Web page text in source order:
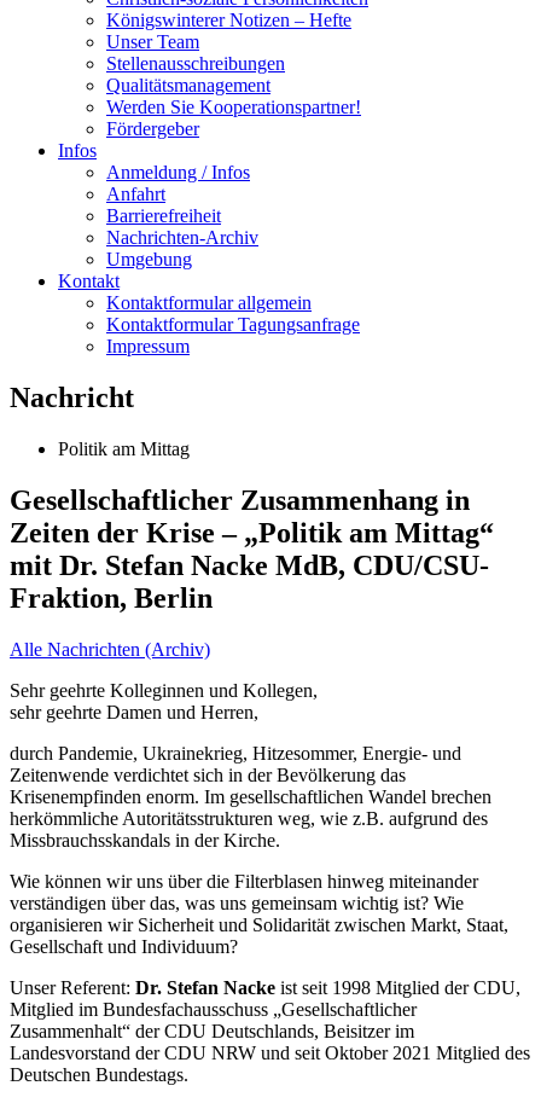
Königswinterer Notizen – Hefte
Unser Team
Stellenausschreibungen
Qualitätsmanagement
Werden Sie Kooperationspartner!
Fördergeber
Infos
Anmeldung / Infos
Anfahrt
Barrierefreiheit
Nachrichten-Archiv
Umgebung
Kontakt
Kontaktformular allgemein
Kontaktformular Tagungsanfrage
Impressum
Nachricht
Politik am Mittag
Gesellschaftlicher Zusammenhang in
Zeiten der Krise – „Politik am Mittag“
mit Dr. Stefan Nacke MdB, CDU/CSU-
Fraktion, Berlin
Alle Nachrichten (Archiv)
Sehr geehrte Kolleginnen und Kollegen,
sehr geehrte Damen und Herren,
durch Pandemie, Ukrainekrieg, Hitzesommer, Energie- und
Zeitenwende verdichtet sich in der Bevölkerung das
Krisenempfinden enorm. Im gesellschaftlichen Wandel brechen
herkömmliche Autoritätsstrukturen weg, wie z.B. aufgrund des
Missbrauchsskandals in der Kirche.
Wie können wir uns über die Filterblasen hinweg miteinander
verständigen über das, was uns gemeinsam wichtig ist? Wie
organisieren wir Sicherheit und Solidarität zwischen Markt, Staat,
Gesellschaft und Individuum?
Unser Referent: Dr. Stefan Nacke ist seit 1998 Mitglied der CDU,
Mitglied im Bundesfachausschuss „Gesellschaftlicher
Zusammenhalt“ der CDU Deutschlands, Beisitzer im
Landesvorstand der CDU NRW und seit Oktober 2021 Mitglied des
Deutschen Bundestags.